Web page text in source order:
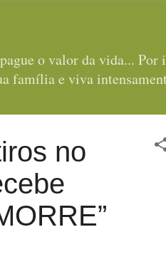
o valor da vida... Por
família e viva
no